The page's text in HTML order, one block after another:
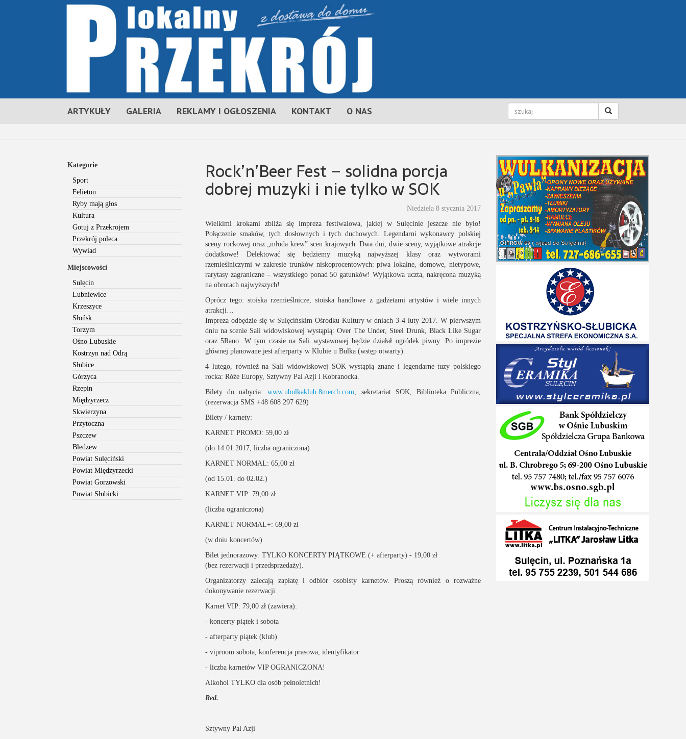
ARTYKUŁY GALERIA REKLAMY I OGŁOSZENIA KONTAKT O NAS
Kategorie
Sport
Felieton
Ryby mają głos
Kultura
Gotuj z Przekrojem
Przekrój poleca
Wywiad
Miejscowości
Sulęcin
Lubniewice
Krzeszyce
Słońsk
Torzym
Ośno Lubuskie
Kostrzyn nad Odrą
Słubice
Górzyca
Rzepin
Międzyrzecz
Skwierzyna
Przytoczna
Pszczew
Bledzew
Powiat Sulęciński
Powiat Międzyrzecki
Powiat Gorzowski
Powiat Słubicki
Rock’n’Beer Fest – solidna porcja
dobrej muzyki i nie tylko w SOK
Niedziela 8 stycznia 2017
Wielkimi krokami zbliża się impreza festiwalowa, jakiej w Sulęcinie jeszcze nie było!
Połączenie smaków, tych dosłownych i tych duchowych. Legendarni wykonawcy polskiej
sceny rockowej oraz „młoda krew” scen krajowych. Dwa dni, dwie sceny, wyjątkowe atrakcje
dodatkowe! Delektować się będziemy muzyką najwyższej klasy oraz wytworami
rzemieślniczymi w zakresie trunków niskoprocentowych: piwa lokalne, domowe, nietypowe,
rarytasy zagraniczne – wszystkiego ponad 50 gatunków! Wyjątkowa uczta, nakręcona muzyką
na obrotach najwyższych!
Oprócz tego: stoiska rzemieślnicze, stoiska handlowe z gadżetami artystów i wiele innych
atrakcji…
Impreza odbędzie się w Sulęcińskim Ośrodku Kultury w dniach 3-4 luty 2017. W pierwszym
dniu na scenie Sali widowiskowej wystąpią: Over The Under, Steel Drunk, Black Like Sugar
oraz 5Rano. W tym czasie na Sali wystawowej będzie działał ogródek piwny. Po imprezie
głównej planowane jest afterparty w Klubie u Bulka (wstęp otwarty).
4 lutego, również na Sali widowiskowej SOK wystąpią znane i legendarne tuzy polskiego
rocka: Róże Europy, Sztywny Pal Azji i Kobranocka.
Bilety do nabycia:www.ubulkaklub.8merch.com, sekretariat SOK, Biblioteka Publiczna,
(rezerwacja SMS +48 608 297 629)
Bilety / karnety:
KARNET PROMO: 59,00 zł
(do 14.01.2017, liczba ograniczona)
KARNET NORMAL: 65,00 zł
(od 15.01. do 02.02.)
KARNET VIP: 79,00 zł
(liczba ograniczona)
KARNET NORMAL+: 69,00 zł
(w dniu koncertów)
Bilet jednorazowy: TYLKO KONCERTY PIĄTKOWE (+ afterparty) - 19,00 zł
(bez rezerwacji i przedsprzedaży).
Organizatorzy zalecają zapłatę i odbiór osobisty karnetów. Proszą również o rozważne
dokonywanie rezerwacji.
Karnet VIP: 79,00 zł (zawiera):
- koncerty piątek i sobota
- afterparty piątek (klub)
- viproom sobota, konferencja prasowa, identyfikator
- liczba karnetów VIP OGRANICZONA!
Alkohol TYLKO dla osób pełnoletnich!
Red.
Sztywny Pal Azji